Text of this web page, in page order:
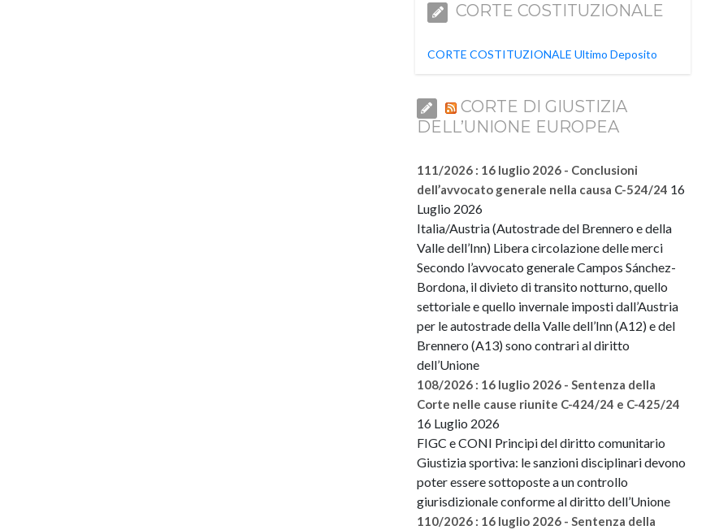
CORTE COSTITUZIONALE
CORTE COSTITUZIONALE Ultimo Deposito
CORTE DI GIUSTIZIA
DELL’UNIONE EUROPEA
111/2026 : 16 luglio 2026 - Conclusioni
dell’avvocato generale nella causa C-524/24 16
Luglio 2026
Italia/Austria (Autostrade del Brennero e della
Valle dell’Inn) Libera circolazione delle merci
Secondo l’avvocato generale Campos Sánchez-
Bordona, il divieto di transito notturno, quello
settoriale e quello invernale imposti dall’Austria
per le autostrade della Valle dell’Inn (A12) e del
Brennero (A13) sono contrari al diritto
dell’Unione
108/2026 : 16 luglio 2026 - Sentenza della
Corte nelle cause riunite C-424/24 e C-425/24
16 Luglio 2026
FIGC e CONI Principi del diritto comunitario
Giustizia sportiva: le sanzioni disciplinari devono
poter essere sottoposte a un controllo
giurisdizionale conforme al diritto dell’Unione
110/2026 : 16 luglio 2026 - Sentenza della